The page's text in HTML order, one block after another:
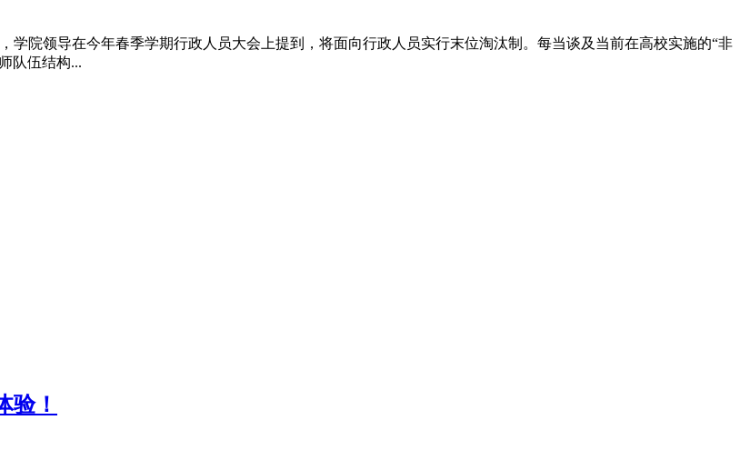
学院领导在今年春季学期行政人员大会上提到，将面向行政人员实行末位淘汰制。每当谈及当前在高校实施的“非
队伍结构...
验！